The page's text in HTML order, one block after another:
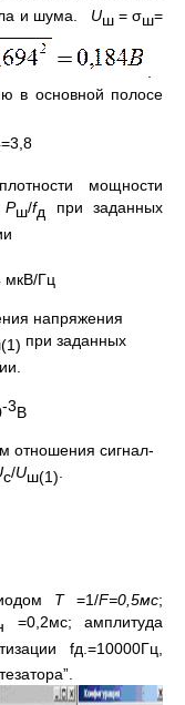
и шума. Uш = σш=
в основной полосе
мощности
Рш/fд при заданных
мкВ/Гц
напряжения
при заданных
-3В
отношения сигнал-
с/Uш(1).
Т=1/F=0,5мс;
=0,2мс; амплитуда
fд.=10000Гц,